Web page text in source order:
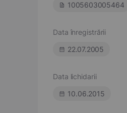
1005603005464
Data înregistrării
22.07.2005
Data lichidarii
10.06.2015